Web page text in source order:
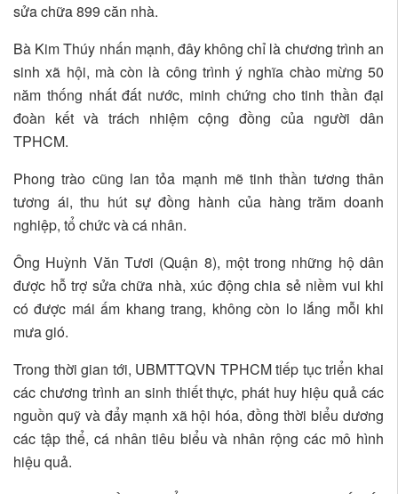
sửa chữa 899 căn nhà.
Bà Kim Thúy nhấn mạnh, đây không chỉ là chương trình an
sinh xã hội, mà còn là công trình ý nghĩa chào mừng 50
năm thống nhất đất nước, minh chứng cho tinh thần đại
đoàn kết và trách nhiệm cộng đồng của người dân
TPHCM.
Phong trào cũng lan tỏa mạnh mẽ tinh thần tương thân
tương ái, thu hút sự đồng hành của hàng trăm doanh
nghiệp, tổ chức và cá nhân.
Ông Huỳnh Văn Tươi (Quận 8), một trong những hộ dân
được hỗ trợ sửa chữa nhà, xúc động chia sẻ niềm vui khi
có được mái ấm khang trang, không còn lo lắng mỗi khi
mưa gió.
Trong thời gian tới, UBMTTQVN TPHCM tiếp tục triển khai
các chương trình an sinh thiết thực, phát huy hiệu quả các
nguồn quỹ và đẩy mạnh xã hội hóa, đồng thời biểu dương
các tập thể, cá nhân tiêu biểu và nhân rộng các mô hình
hiệu quả.